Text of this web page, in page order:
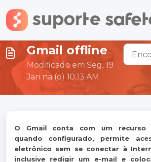
Ir para o conteúdo principal
Gmail offline
Modificado em Seg, 19
Jan na (o) 10:13 AM
O Gmail conta com um recurso
quando configurado, permite
eletrônico sem se conectar à
inclusive redigir um e-mail e